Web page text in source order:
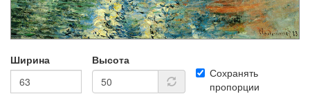
Ширина
Высота
Сохранять
пропорции